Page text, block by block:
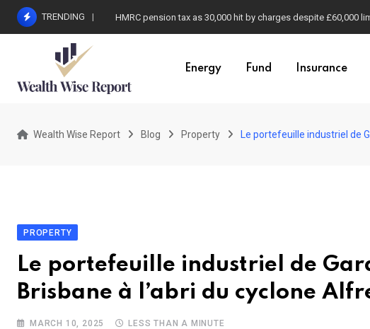
Skip
TRENDING Business owners at risk of new tax penalty as HMRC tightens
Energy Fund Insurance
Wealth Wise Report Blog Property Le portefeuille industriel de
PROPERTY
Le portefeuille industriel de
Brisbane à l’abri du cyclone
MARCH 10, 2025 LESS THAN A MINUTE